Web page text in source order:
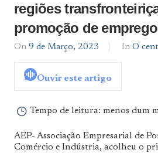
regiões
promoção de
On 9 de Março, 2023
By
In O
Ouvir este artigo
Tempo de leitura: menos dum
AEP- Associação Empresarial de
Comércio e Indústria, acolheu o